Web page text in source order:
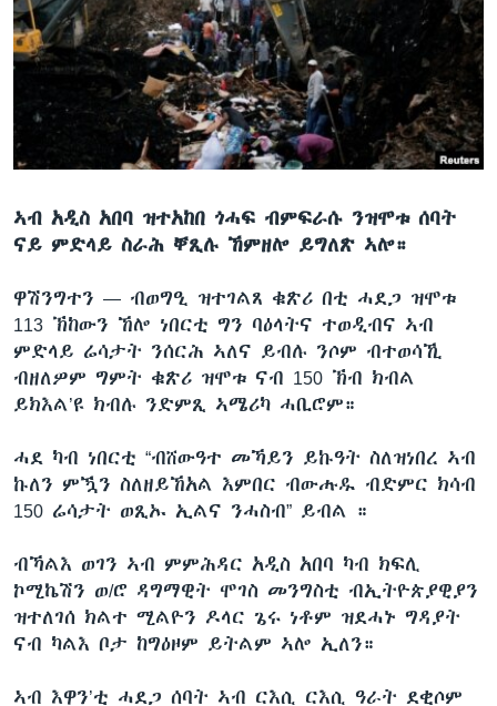
ቂሔ ጽልሚ
ቋንቋታት
ኣብ አዲስ አበባ ዝተአከበ ጎሓፍ ብምፍራሱ ንዝሞቱ ሰባት
ናይ ምድላይ ስራሕ ቐጺሉ ኸምዘሎ ይግለጽ ኣሎ።
ዋሽንግተን — ብወግዒ ዝተገልጸ ቁጽሪ በቲ ሓደጋ ዝሞቱ
113 ኽከውን ኸሎ ነበርቲ ግን ባዕላትና ተወዲብና ኣብ
ምድላይ ሬሳታት ንሰርሕ ኣለና ይብሉ ንሶም ብተወሳኺ
ብዘለዎም ግምት ቁጽሪ ዝሞቱ ናብ 150 ኽብ ክብል
ይክእል’ዩ ክብሉ ንድምጺ ኣሜሪካ ሓቢሮም።
ሓደ ካብ ነበርቲ “ብሸውዓተ መኻይን ይኩዓት ስለዝነበረ ኣብ
ኩለን ምዃን ስለዘይኸአል እምበር ብውሑዱ ብድምር ክሳብ
150 ሬሳታት ወጺኡ ኢልና ንሓስብ” ይብል ።
ብኻልእ ወገን ኣብ ምምሕዳር አዲስ አበባ ካብ ክፍሊ
ኮሚኬሽን ወ/ሮ ዳግማዊት ሞገስ መንግስቲ ብኢትዮጵያዊያን
ዝተለገሰ ክልተ ሚልዮን ዶላር ጌሩ ነቶም ዝደሓኑ ግዳያት
ናብ ካልእ ቦታ ከግዕዞም ይትልም ኣሎ ኢለን።
ኣብ እዋን’ቲ ሓደጋ ሰባት ኣብ ርእሲ ርእሲ ዓራት ደቂሶም